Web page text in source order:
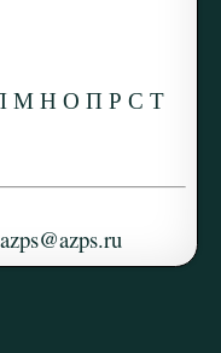
М Н О П Р С Т
azps@azps.ru